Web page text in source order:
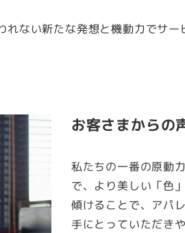
ない新たな発想と機動力でサー
お客さまからの
私たちの一番の原動
で、より美しい「色
傾けることで、アパ
手にとっていただき